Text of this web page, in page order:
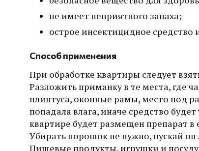
не имеет неприятного запаха;
острое инсектицидное средство
Способ применения
При обработке квартиры следует
Разложить приманку в те места, где
плинтуса, оконные рамы, место под
попадала влага, иначе средство
квартире будет размещен препарат в
Убирать порошок не нужно, пускай
Пищевые продукты, игрушки и